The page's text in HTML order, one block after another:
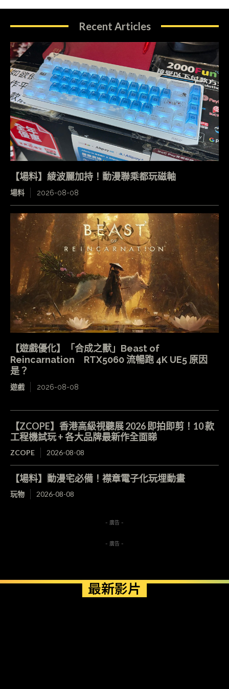
Recent Articles
【場料】綾波麗加持！動漫聯乘都玩磁軸
場料 2026-08-08
【遊戲優化】「合成之獸」Beast of
Reincarnation RTX5060 流暢跑 4K UE5 原因
是？
遊戲 2026-08-08
【ZCOPE】香港高級視聽展 2026 即拍即剪！10 款
工程機試玩 + 各大品牌最新作全面睇
ZCOPE 2026-08-08
【場料】動漫宅必備！襟章電子化玩埋動畫
玩物 2026-08-08
- 廣告 -
- 廣告 -
最新影片